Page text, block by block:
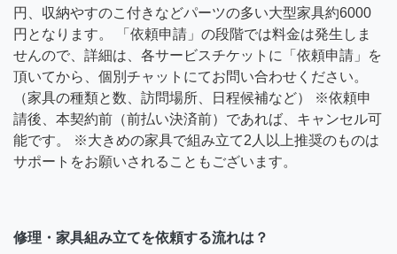
円、収納やすのこ付きなどパーツの多い大型家具約6000
円となります。 「依頼申請」の段階では料金は発生しま
せんので、詳細は、各サービスチケットに「依頼申請」を
頂いてから、個別チャットにてお問い合わせください。
（家具の種類と数、訪問場所、日程候補など） ※依頼申
請後、本契約前（前払い決済前）であれば、キャンセル可
能です。 ※大きめの家具で組み立て2人以上推奨のものは
サポートをお願いされることもございます。
修理・家具組み立てを依頼する流れは？